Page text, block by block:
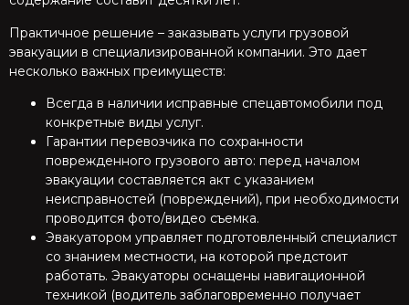
Практичное решение – заказывать услуги грузовой
эвакуации в специализированной компании. Это дает
несколько важных преимуществ:
Всегда в наличии исправные спецавтомобили под
конкретные виды услуг.
Гарантии перевозчика по сохранности
поврежденного грузового авто: перед началом
эвакуации составляется акт с указанием
неисправностей (повреждений), при необходимости
проводится фото/видео съемка.
Эвакуатором управляет подготовленный специалист
со знанием местности, на которой предстоит
работать. Эвакуаторы оснащены навигационной
техникой (водитель заблаговременно получает